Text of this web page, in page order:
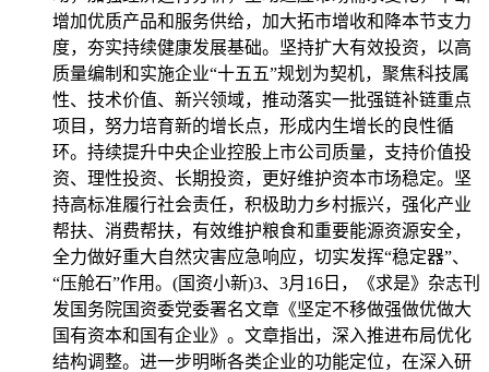
增加优质产品和服务供给，加大拓市增收和降本节支力
度，夯实持续健康发展基础。坚持扩大有效投资，以高
质量编制和实施企业“十五五”规划为契机，聚焦科技属
性、技术价值、新兴领域，推动落实一批强链补链重点
项目，努力培育新的增长点，形成内生增长的良性循
环。持续提升中央企业控股上市公司质量，支持价值投
资、理性投资、长期投资，更好维护资本市场稳定。坚
持高标准履行社会责任，积极助力乡村振兴，强化产业
帮扶、消费帮扶，有效维护粮食和重要能源资源安全，
全力做好重大自然灾害应急响应，切实发挥“稳定器”、
“压舱石”作用。(国资小新)3、3月16日，《求是》杂志刊
发国务院国资委党委署名文章《坚定不移做强做优做大
国有资本和国有企业》。文章指出，深入推进布局优化
结构调整。进一步明晰各类企业的功能定位，在深入研